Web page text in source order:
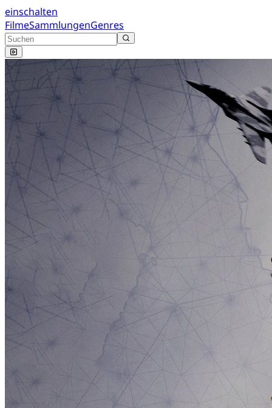
einschalten
FilmeSammlungenGenres